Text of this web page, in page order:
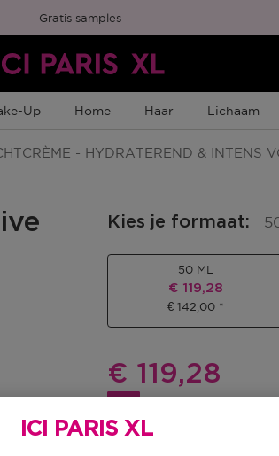
Gratis samples
Up Home Haar Lichaam
- HYDRATEREND & INTENS
Kies je formaat:
50 ML
Kortingsprijs
€ 119,28
€ 142,00
€ 119,28
ICI PARIS XL